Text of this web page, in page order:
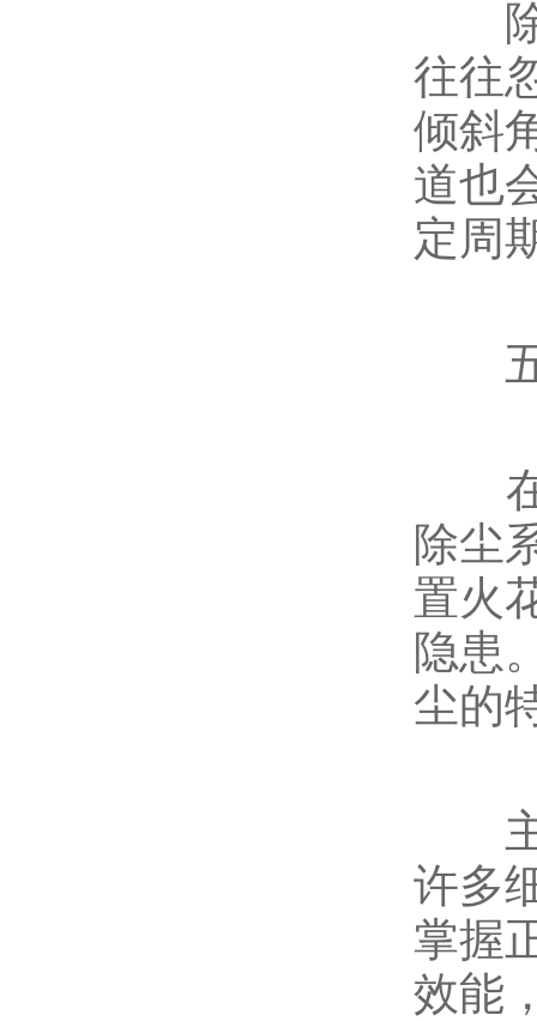
除
往往
倾斜
道也
定周
五
在
除尘
置火
隐患
尘的
主
许多
掌握
效能